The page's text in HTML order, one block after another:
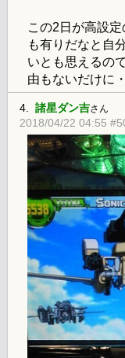
この2日が高設
も有りだなと自
いとも思えるの
由もないだけに
4. 諸星ダン吉さん
2018/04/22 04:55